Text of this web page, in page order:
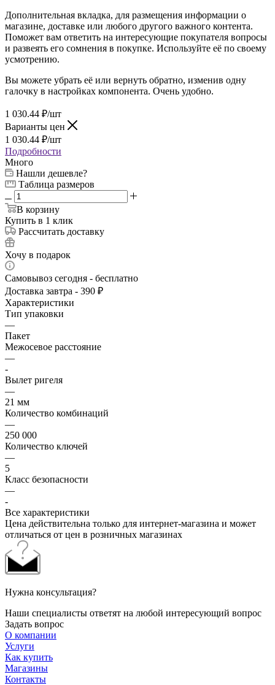
Дополнительная вкладка, для размещения информации о
магазине, доставке или любого другого важного контента.
Поможет вам ответить на интересующие покупателя вопросы
и развеять его сомнения в покупке. Используйте её по своему
усмотрению.
Вы можете убрать её или вернуть обратно, изменив одну
галочку в настройках компонента. Очень удобно.
1 030.44 ₽/шт
Варианты цен
1 030.44 ₽/шт
Подробности
Много
Нашли дешевле?
Таблица размеров
В корзину
Купить в 1 клик
Рассчитать доставку
Хочу в подарок
Самовывоз сегодня - бесплатно
Доставка завтра - 390 ₽
Характеристики
Тип упаковки
—
Пакет
Межосевое расстояние
—
-
Вылет ригеля
—
21 мм
Количество комбинаций
—
250 000
Количество ключей
—
5
Класс безопасности
—
-
Все характеристики
Цена действительна только для интернет-магазина и может
отличаться от цен в розничных магазинах
Нужна консультация?
Наши специалисты ответят на любой интересующий вопрос
Задать вопрос
О компании
Услуги
Как купить
Магазины
Контакты